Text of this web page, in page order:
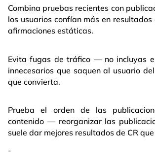
Combina pruebas recientes con
los usuarios confían más en
afirmaciones estáticas.
Evita fugas de tráfico — no incluyas
innecesarios que saquen al usuario
que convierta.
Prueba el orden de las
contenido — reorganizar las
suele dar mejores resultados de CR
-